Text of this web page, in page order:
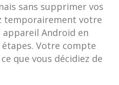
sans supprimer vos
temporairement votre
Android en
Votre compte
que vous décidiez de